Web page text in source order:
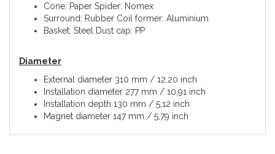
Cone: Paper Spider: Nomex
Surround: Rubber Coil former: Aluminium
Basket: Steel Dust cap: PP
Diameter
External diameter 310 mm / 12,20 inch
Installation diameter 277 mm / 10,91 inch
Installation depth 130 mm / 5,12 inch
Magnet diameter 147 mm / 5,79 inch